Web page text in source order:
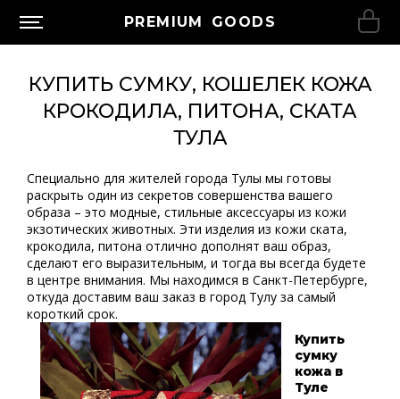
PREMIUM GOODS
КУПИТЬ СУМКУ, КОШЕЛЕК КОЖА
КРОКОДИЛА, ПИТОНА, СКАТА
ТУЛА
Специально для жителей города Тулы мы готовы
раскрыть один из секретов совершенства вашего
образа – это модные, стильные аксессуары из кожи
экзотических животных. Эти изделия из кожи ската,
крокодила, питона отлично дополнят ваш образ,
сделают его выразительным, и тогда вы всегда будете
в центре внимания. Мы находимся в Санкт-Петербурге,
откуда доставим ваш заказ в город Тулу за самый
короткий срок.
Купить
сумку
кожа в
Туле